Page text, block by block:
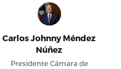
Carlos Johnny Méndez
Núñez
Presidente Cámara de